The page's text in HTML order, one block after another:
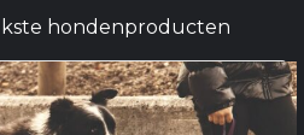
hondenproducten